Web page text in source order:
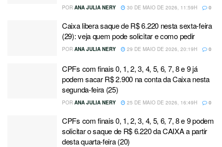
POR ANA JULIA NERY 30 DE MAIO DE 2026, 11:59H 0
Caixa libera saque de R$ 6.220 nesta sexta-feira
(29): veja quem pode solicitar e como pedir
POR ANA JULIA NERY 29 DE MAIO DE 2026, 20:19H 0
CPFs com finais 0, 1, 2, 3, 4, 5, 6, 7, 8 e 9 já
podem sacar R$ 2.900 na conta da Caixa nesta
segunda-feira (25)
POR ANA JULIA NERY 25 DE MAIO DE 2026, 16:49H 0
CPFs com finais 0, 1, 2, 3, 4, 5, 6, 7, 8 e 9 podem
solicitar o saque de R$ 6.220 da CAIXA a partir
desta quarta-feira (20)